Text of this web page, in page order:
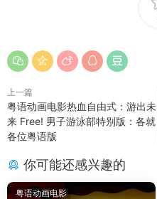
上一篇
粤语动画电影热血自由式：游出未
来 Free! 男子游泳部特别版：各就
各位粤语版
你可能还感兴趣的
粤语动画电影